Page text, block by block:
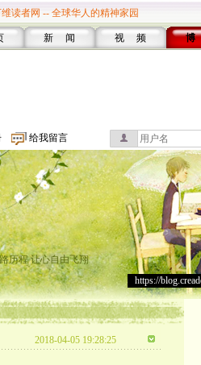
读者网 -- 全球华人的精神家园
新 闻 视 频
给我留言
历程 让心自由飞翔
https://
2018-04-05 19:28:25